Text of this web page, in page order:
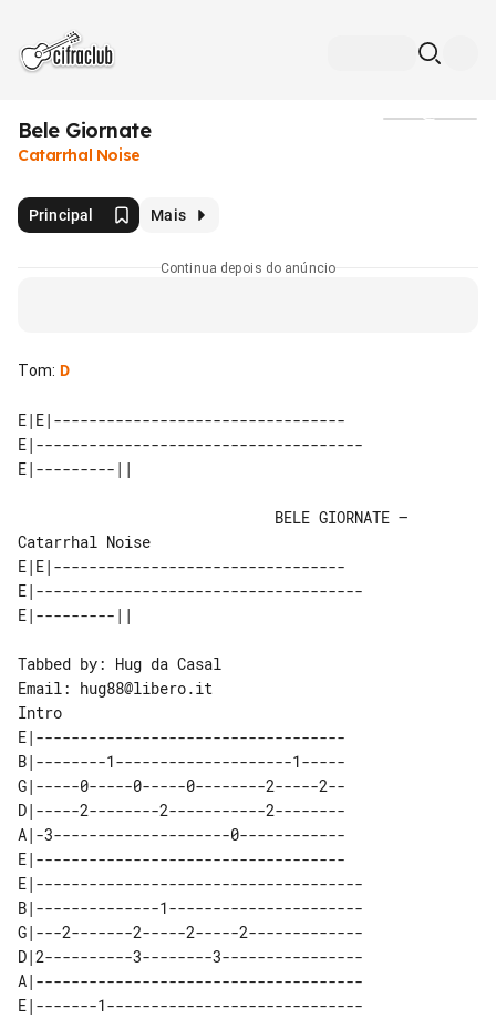
Bele Giornate
Catarrhal Noise
Principal Mais
Continua depois do anúncio
Tom: D
E|E|---------------------------------
E|-------------------------------------
Catarrhal Noise
E|E|---------------------------------
E|-------------------------------------
Tabbed by: Hug da Casal
Intro
E|-----------------------------------
B|--------1--------------------1-----
G|-----0-----0-----0--------2-----2--
D|-----2--------2-----------2--------
A|-3--------------------0------------
E|-----------------------------------
E|-------------------------------------
B|--------------1----------------------
G|---2-------2-----2-----2-------------
D|2----------3--------3----------------
A|-------------------------------------